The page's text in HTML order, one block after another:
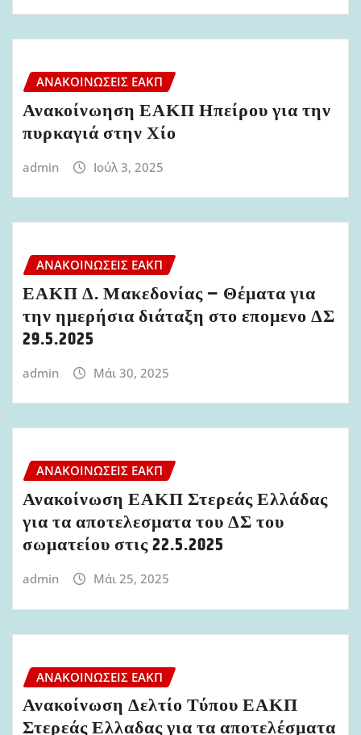
ΑΝΑΚΟΙΝΏΣΕΙΣ ΕΑΚΠ
Ανακοίνωηση ΕΑΚΠ Ηπείρου για την
πυρκαγιά στην Χίο
admin Ιούλ 3, 2025
ΑΝΑΚΟΙΝΏΣΕΙΣ ΕΑΚΠ
ΕΑΚΠ Δ. Μακεδονίας – Θέματα για
την ημερήσια διάταξη στο επομενο ΔΣ
29.5.2025
admin Μάι 30, 2025
ΑΝΑΚΟΙΝΏΣΕΙΣ ΕΑΚΠ
Ανακοίνωση ΕΑΚΠ Στερεάς Ελλάδας
για τα αποτελεσματα του ΔΣ του
σωματείου στις 22.5.2025
admin Μάι 25, 2025
ΑΝΑΚΟΙΝΏΣΕΙΣ ΕΑΚΠ
Ανακοίνωση Δελτίο Τύπου ΕΑΚΠ
Στερεάς Ελλαδας για τα αποτελέσματα